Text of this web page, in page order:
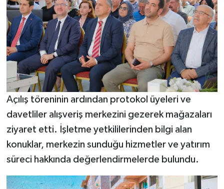
Açılış töreninin ardından protokol üyeleri ve
davetliler alışveriş merkezini gezerek mağazaları
ziyaret etti. İşletme yetkililerinden bilgi alan
konuklar, merkezin sunduğu hizmetler ve yatırım
süreci hakkında değerlendirmelerde bulundu.